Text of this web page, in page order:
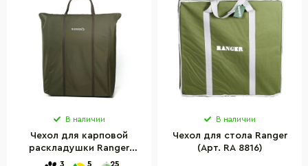
В наличии
Чехол для карповой
раскладушки Ranger
RA8871
3 5 25
В наличии
Чехол для стола Ranger
(Арт. RA 8816)